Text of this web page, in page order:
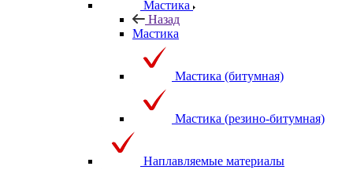
Мастика
Назад
Мастика
Мастика (битумная)
Мастика (резино-битумная)
Наплавляемые материалы